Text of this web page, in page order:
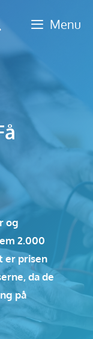
Menu
og
2.000
er prisen
da de
på